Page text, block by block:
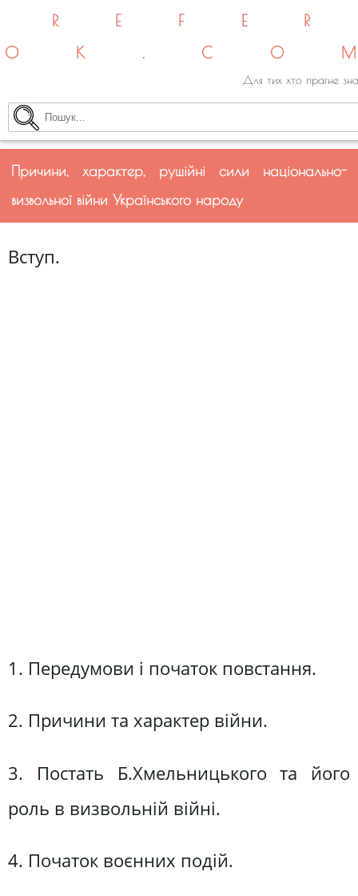
Для тих хто прагне
Причини, характер, рушійні сили національно-
визвольної війни Українського народу
Вступ.
1. Передумови і початок повстання.
2. Причини та характер війни.
3. Постать Б.Хмельницького та його
роль в визвольній війні.
4. Початок воєнних подій.